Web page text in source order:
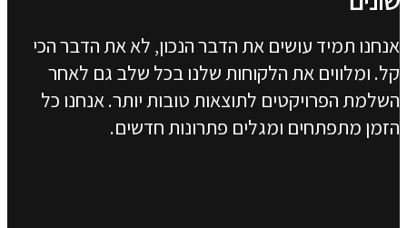
אנחנו תמיד עושים את הדבר הנכון, לא את הדבר הכי
קל. ומלווים את הלקוחות שלנו בכל שלב גם לאחר
השלמת הפרויקטים לתוצאות טובות יותר. אנחנו כל
הזמן מתפתחים ומגלים פתרונות חדשים.